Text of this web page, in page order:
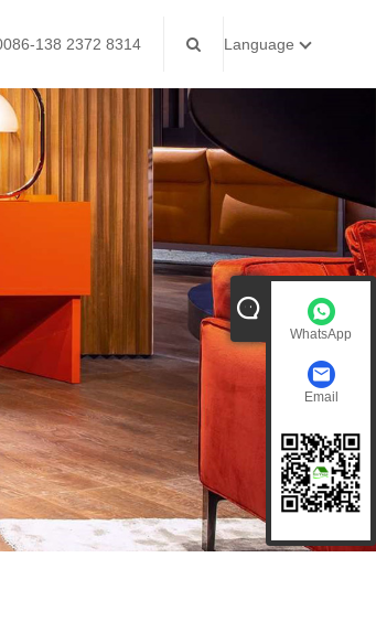
138 2372 8314 Language
WhatsApp
Email